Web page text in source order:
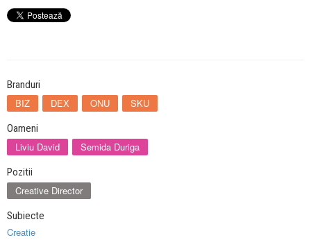
Branduri
BIZ DEX ONU SKU
Oameni
Liviu David Semida Duriga
Pozitii
Creative Director
Subiecte
Creatie